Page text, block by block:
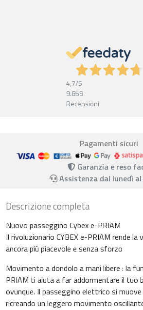
4,7/5
9.859
Recensioni
Pagamenti sicuri
Garanzia e reso
Assistenza dal lunedì
Descrizione completa
Nuovo passeggino Cybex e-PRIAM
Il rivoluzionario CYBEX e-PRIAM rende
ancora più piacevole e senza sforzo
Movimento a dondolo a mani libere : la
PRIAM ti aiuta a far addormentare il tuo
ovunque. Il passeggino elettrico si
ricreando un leggero movimento